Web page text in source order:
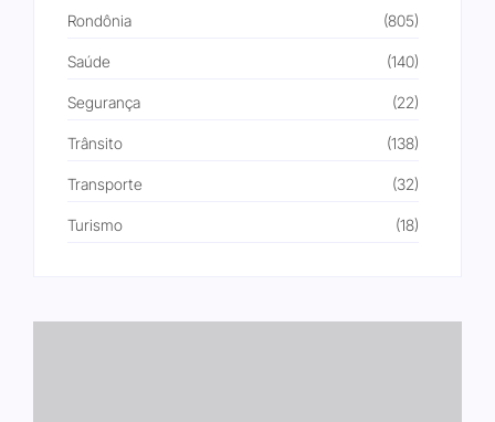
Rondônia (805)
Saúde (140)
Segurança (22)
Trânsito (138)
Transporte (32)
Turismo (18)